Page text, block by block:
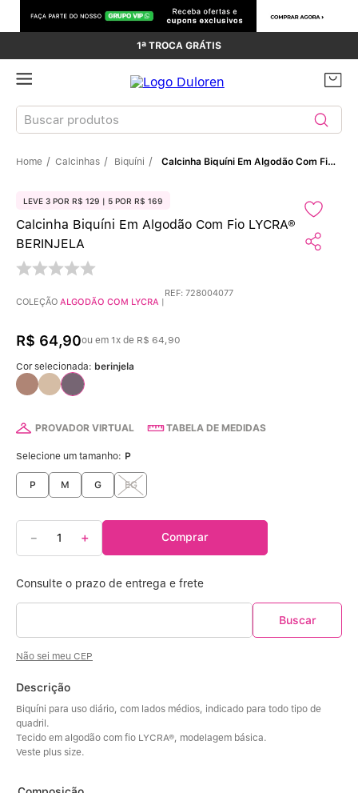
1ª TROCA GRÁTIS
Buscar produtos
Calcinhas Biquíni Calcinha Biquíni Em Algodão Com Fio LYCRA® BERINJELA
LEVE 3 POR R$ 129 | 5 POR R$ 169
Calcinha Biquíni Em Algodão Com Fio LYCRA®
BERINJELA
COLEÇÃO ALGODÃO COM LYCRA |
REF: 728004077
R$ 64,90ou em 1x de R$ 64,90
Cor selecionada: berinjela
PROVADOR VIRTUAL TABELA DE MEDIDAS
Selecione um tamanho: P
P M G EG
＋
－ Comprar
Não sei meu CEP
Descrição
Biquíni para uso diário, com lados médios, indicado para todo tipo de
quadril.
Tecido em algodão com fio LYCRA®, modelagem básica.
Veste plus size.
TERMOS MAIS BUSCADOS
1º Sutiãs
2º Calcinhas
Sutiã Bojo
5º Calcinha Algodão
Calcinha Cintura Alta
º Multifuncional
9º Algodão Egípcio
Sutiã Sustentação